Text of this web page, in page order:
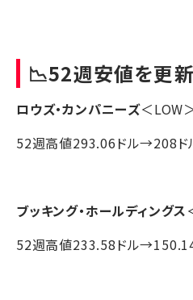
📉52週安値を更
ロウズ・カンパニーズ＜LOW
52週高値293.06ドル→208ド
ブッキング・ホールディングス
52週高値233.58ドル